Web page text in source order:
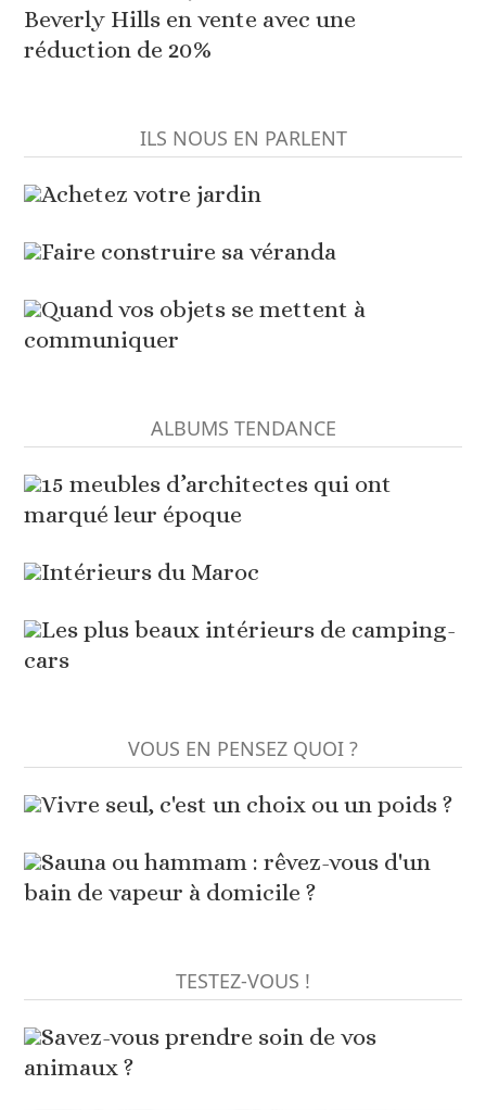
Beverly Hills en vente avec une
réduction de 20%
ILS NOUS EN PARLENT
Achetez votre jardin
Faire construire sa véranda
Quand vos objets se mettent à
communiquer
ALBUMS TENDANCE
15 meubles d’architectes qui ont
marqué leur époque
Intérieurs du Maroc
Les plus beaux intérieurs de camping-
cars
VOUS EN PENSEZ QUOI ?
Vivre seul, c'est un choix ou un poids ?
Sauna ou hammam : rêvez-vous d'un
bain de vapeur à domicile ?
TESTEZ-VOUS !
Savez-vous prendre soin de vos
animaux ?